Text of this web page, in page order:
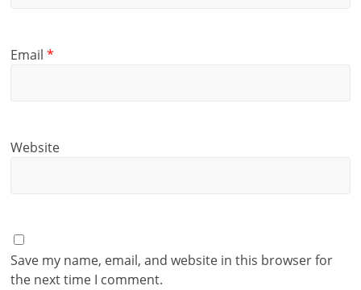
Email*
Website
Save my name, email, and website in this browser for
the next time I comment.